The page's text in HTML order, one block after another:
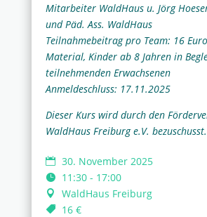
Mitarbeiter WaldHaus u. Jörg
und Päd. Ass. WaldHaus
Teilnahmebeitrag pro Team: 16
Material, Kinder ab 8 Jahren in
teilnehmenden Erwachsenen
Anmeldeschluss: 17.11.2025
Dieser Kurs wird durch den
WaldHaus Freiburg e.V. bezuschusst.
30. November 2025
11:30 - 17:00
WaldHaus Freiburg
16 €